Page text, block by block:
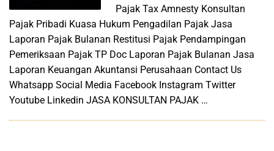
Pajak Tax Amnesty Konsultan
Pajak Pribadi Kuasa Hukum Pengadilan Pajak Jasa
Laporan Pajak Bulanan Restitusi Pajak Pendampingan
Pemeriksaan Pajak TP Doc Laporan Pajak Bulanan Jasa
Laporan Keuangan Akuntansi Perusahaan Contact Us
Whatsapp Social Media Facebook Instagram Twitter
Youtube Linkedin JASA KONSULTAN PAJAK …